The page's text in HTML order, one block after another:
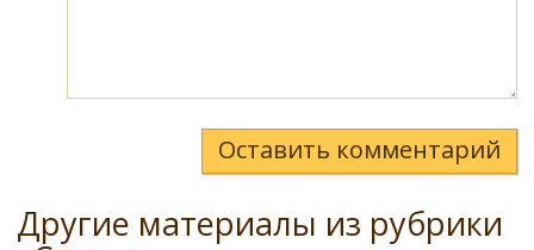
Оставить комментарий
Другие материалы из рубрики